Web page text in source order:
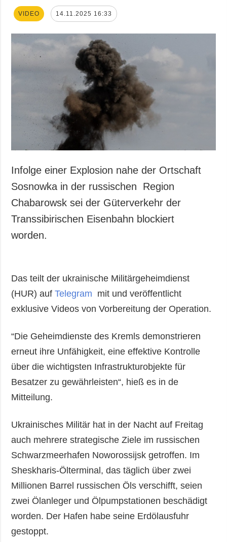
VIDEO 14.11.2025 16:33
Infolge einer Explosion nahe der Ortschaft
Sosnowka in der russischen Region
Chabarowsk sei der Güterverkehr der
Transsibirischen Eisenbahn blockiert
worden.
Das teilt der ukrainische Militärgeheimdienst
(HUR) aufTelegram mit und veröffentlicht
exklusive Videos von Vorbereitung der Operation.
“Die Geheimdienste des Kremls demonstrieren
erneut ihre Unfähigkeit, eine effektive Kontrolle
über die wichtigsten Infrastrukturobjekte für
Besatzer zu gewährleisten“, hieß es in de
Mitteilung.
Ukrainisches Militär hat in der Nacht auf Freitag
auch mehrere strategische Ziele im russischen
Schwarzmeerhafen Noworossijsk getroffen. Im
Sheskharis-Ölterminal, das täglich über zwei
Millionen Barrel russischen Öls verschifft, seien
zwei Ölanleger und Ölpumpstationen beschädigt
worden. Der Hafen habe seine Erdölausfuhr
gestoppt.